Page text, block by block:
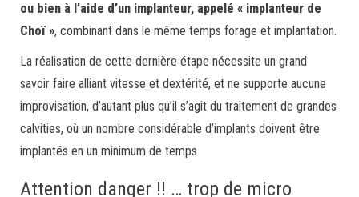
ou bien à l’aide d’un implanteur, appelé « implanteur de
Choï », combinant dans le même temps forage et implantation.
La réalisation de cette dernière étape nécessite un grand
savoir faire alliant vitesse et dextérité, et ne supporte aucune
improvisation, d’autant plus qu’il s’agit du traitement de grandes
calvities, où un nombre considérable d’implants doivent être
implantés en un minimum de temps.
Attention danger !! … trop de micro